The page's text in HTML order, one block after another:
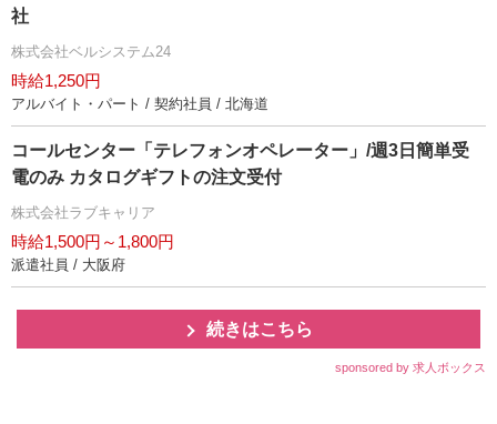
社
株式会社ベルシステム24
時給1,250円
アルバイト・パート / 契約社員 / 北海道
コールセンター「テレフォンオペレーター」/週3日簡単受
電のみ カタログギフトの注文受付
株式会社ラブキャリア
時給1,500円～1,800円
派遣社員 / 大阪府
続きはこちら
sponsored by 求人ボックス